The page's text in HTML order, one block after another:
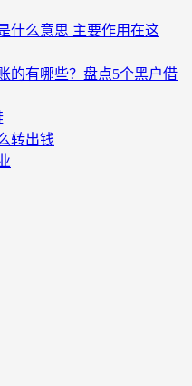
什么意思 主要作用在这
的有哪些？盘点5个黑户借
转出钱